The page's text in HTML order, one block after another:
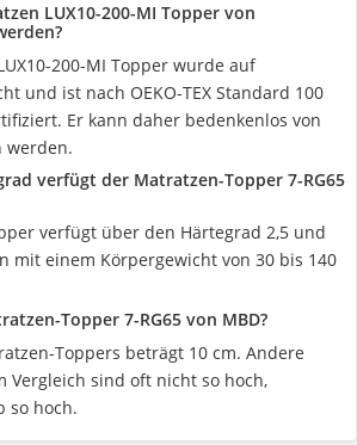
LUX10-200-MI Topper von
200-MI Topper wurde auf
und ist nach OEKO-TEX Standard 100
Er kann daher bedenkenlos von
werden.
verfügt der Matratzen-Topper 7-RG65
verfügt über den Härtegrad 2,5 und
mit einem Körpergewicht von 30 bis 140
Topper 7-RG65 von MBD?
Toppers beträgt 10 cm. Andere
Vergleich sind oft nicht so hoch,
so hoch.